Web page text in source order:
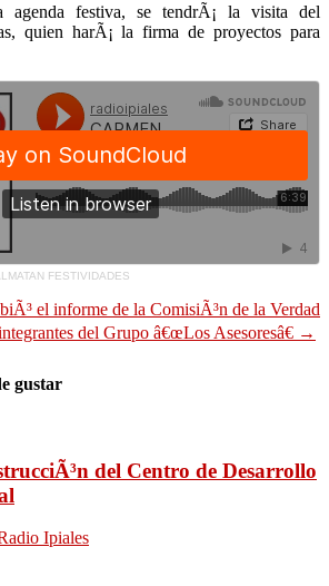
agenda festiva, se tendrÃ¡ la visita del
quien harÃ¡ la firma de proyectos para
FESTIVIDADES
el informe de la ComisiÃ³n de la Verdad
del Grupo â€œLos Asesoresâ€ →
gustar
del Centro de Desarrollo
Ipiales